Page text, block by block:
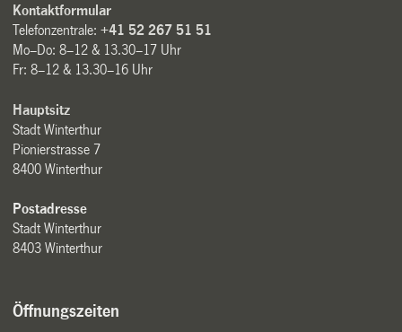
Kontaktformular
Telefonzentrale:+41 52 267 51 51
Mo–Do: 8–12 & 13.30–17 Uhr
Fr: 8–12 & 13.30–16 Uhr
Hauptsitz
Stadt Winterthur
Pionierstrasse 7
8400 Winterthur
Postadresse
Stadt Winterthur
8403 Winterthur
Öffnungszeiten